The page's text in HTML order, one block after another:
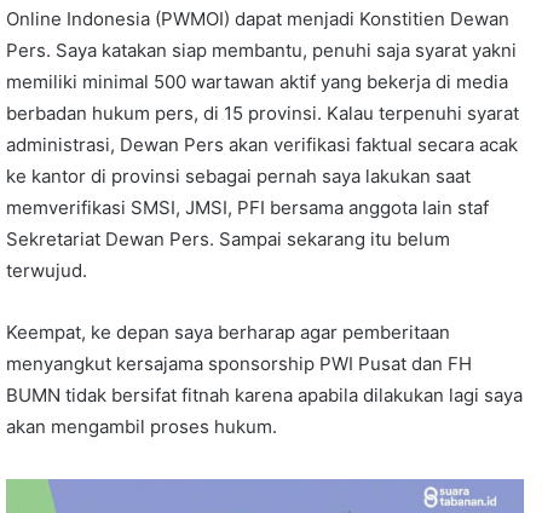
Online Indonesia (PWMOI) dapat menjadi Konstitien Dewan
Pers. Saya katakan siap membantu, penuhi saja syarat yakni
memiliki minimal 500 wartawan aktif yang bekerja di media
berbadan hukum pers, di 15 provinsi. Kalau terpenuhi syarat
administrasi, Dewan Pers akan verifikasi faktual secara acak
ke kantor di provinsi sebagai pernah saya lakukan saat
memverifikasi SMSI, JMSI, PFI bersama anggota lain staf
Sekretariat Dewan Pers. Sampai sekarang itu belum
terwujud.
Keempat, ke depan saya berharap agar pemberitaan
menyangkut kersajama sponsorship PWI Pusat dan FH
BUMN tidak bersifat fitnah karena apabila dilakukan lagi saya
akan mengambil proses hukum.